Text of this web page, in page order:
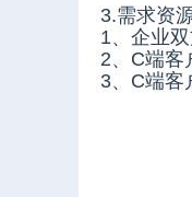
3.需求资
1、企业
2、C端客
3、C端客